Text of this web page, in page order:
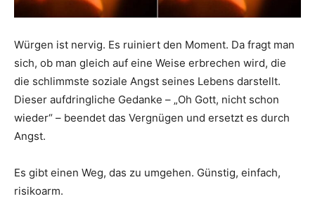
Würgen ist nervig. Es ruiniert den Moment. Da fragt man
sich, ob man gleich auf eine Weise erbrechen wird, die
die schlimmste soziale Angst seines Lebens darstellt.
Dieser aufdringliche Gedanke – „Oh Gott, nicht schon
wieder“ – beendet das Vergnügen und ersetzt es durch
Angst.
Es gibt einen Weg, das zu umgehen. Günstig, einfach,
risikoarm.